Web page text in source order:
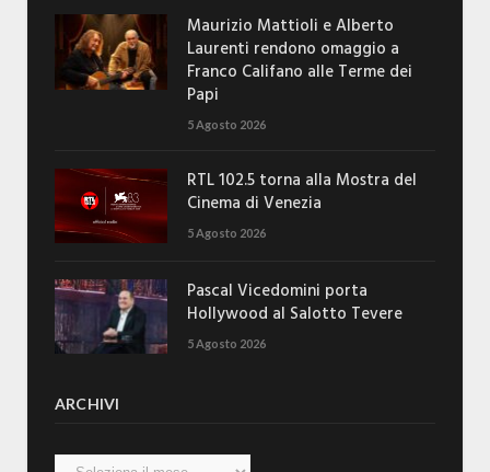
Maurizio Mattioli e Alberto
Laurenti rendono omaggio a
Franco Califano alle Terme dei
Papi
5 Agosto 2026
RTL 102.5 torna alla Mostra del
Cinema di Venezia
5 Agosto 2026
Pascal Vicedomini porta
Hollywood al Salotto Tevere
5 Agosto 2026
ARCHIVI
Archivi